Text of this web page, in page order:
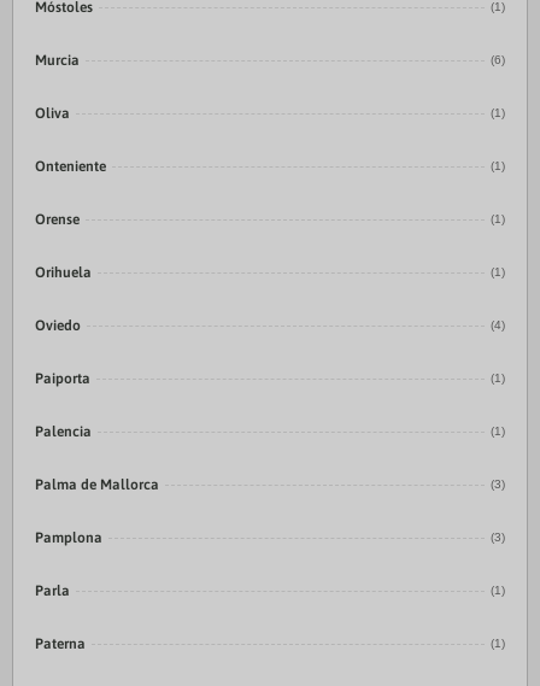
Móstoles (1)
Murcia (6)
Oliva (1)
Onteniente (1)
Orense (1)
Orihuela (1)
Oviedo (4)
Paiporta (1)
Palencia (1)
Palma de Mallorca (3)
Pamplona (3)
Parla (1)
Paterna (1)